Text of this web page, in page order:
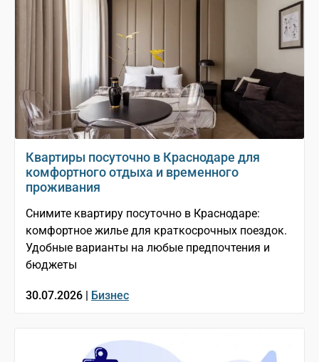
Квартиры посуточно в Краснодаре для
комфортного отдыха и временного
проживания
Снимите квартиру посуточно в Краснодаре:
комфортное жилье для краткосрочных поездок.
Удобные варианты на любые предпочтения и
бюджеты
30.07.2026 | Бизнес